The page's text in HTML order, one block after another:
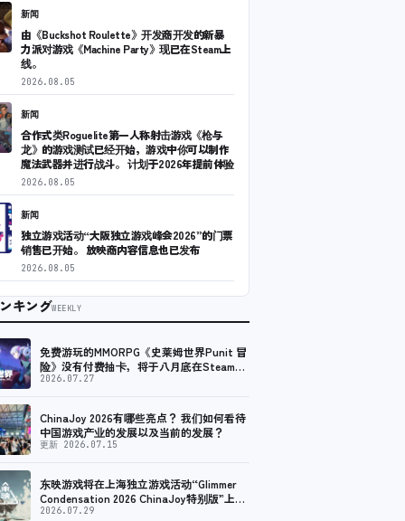
新闻
由《Buckshot Roulette》开发商开发的新暴
力派对游戏《Machine Party》现已在Steam上
线。
2026.08.05
新闻
合作式类Roguelite第一人称射击游戏《枪与
龙》的游戏测试已经开始，游戏中你可以制作
魔法武器并进行战斗。 计划于2026年提前体验
2026.08.05
新闻
独立游戏活动“大阪独立游戏峰会2026”的门票
销售已开始。 放映商内容信息也已发布
2026.08.05
キングWEEKLY
免费游玩的MMORPG《史莱姆世界Punit 冒
险》没有付费抽卡，将于八月底在Steam上
发布免费试玩版。
2026.07.27
ChinaJoy 2026有哪些亮点？ 我们如何看待
中国游戏产业的发展以及当前的发展？
更新 2026.07.15
东映游戏将在上海独立游戏活动“Glimmer
Condensation 2026 ChinaJoy特别版”上亮
相！
2026.07.29